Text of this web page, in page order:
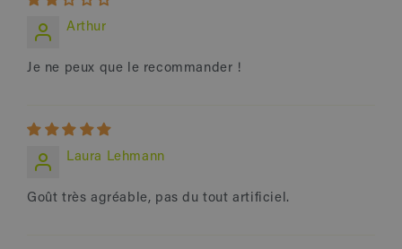
Arthur
Je ne peux que le recommander !
Laura Lehmann
Goût très agréable, pas du tout artificiel.